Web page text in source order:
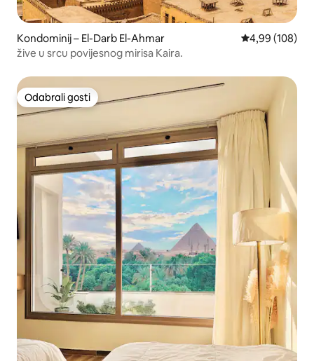
Kondominij – El-Darb El-Ahmar Prosječna
4,99 (108)
žive u srcu povijesnog mirisa Kaira.
Odabrali gosti
Odabrali gosti